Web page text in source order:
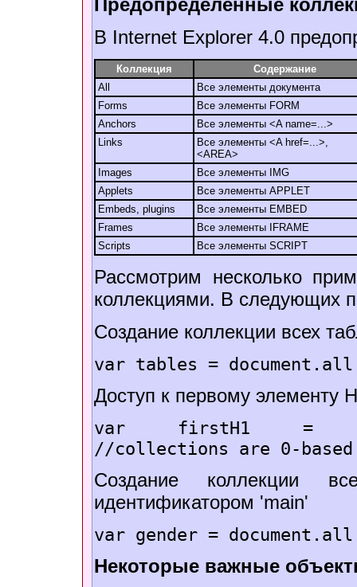
Предопределенные
В Internet Explorer 4.0
Коллекция
Содержание
All
Все элементы документа
Forms
Все элементы FORM
Anchors
Все элементы <A name=...>
Links
Все элементы <A href=...>,
<AREA>
Images
Все элементы IMG
Applets
Все элементы APPLET
Embeds, plugins
Все элементы EMBED
Frames
Все элементы IFRAME
Scripts
Все элементы SCRIPT
Рассмотрим несколько
коллекциями. В следующих
Создание коллекции всех
var tables =
Доступ к первому элементу
var firstH1 =
//collections are 0-
Создание коллекции
идентификатором 'main'
var gender =
Некоторые важные